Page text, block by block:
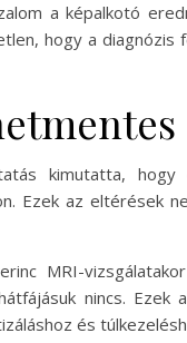
a képalkotó
hogy a diagnózis
kimutatta,
Ezek az eltérések
MRI-
nincs.
és